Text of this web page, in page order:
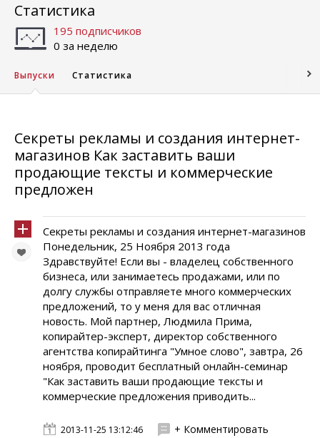
Статистика
195 подписчиков
0 за неделю
Выпуски Статистика
Секреты рекламы и создания интернет-
магазинов Как заставить ваши
продающие тексты и коммерческие
предложен
Секреты рекламы и создания интернет-магазинов
Понедельник, 25 Ноября 2013 года
Здравствуйте! Если вы - владелец собственного
бизнеса, или занимаетесь продажами, или по
долгу службы отправляете много коммерческих
предложений, то у меня для вас отличная
новость. Мой партнер, Людмила Прима,
копирайтер-эксперт, директор собственного
агентства копирайтинга "Умное слово", завтра, 26
ноября, проводит бесплатный онлайн-семинар
"Как заставить ваши продающие тексты и
коммерческие предложения приводить...
2013-11-25 13:12:46 + Комментировать